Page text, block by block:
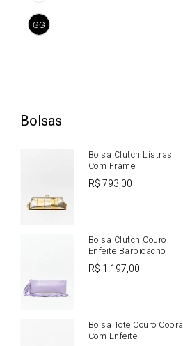
GG
Bolsas
Bolsa Clutch Listras
Com Frame
R$793,00
Bolsa Clutch Couro
Enfeite Barbicacho
R$ 1.197,00
Bolsa Tote Couro Cobra
Com Enfeite